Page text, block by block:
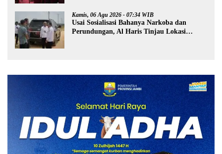
Kamis, 06 Agu 2026 - 07:34 WIB
Usai Sosialisasi Bahanya Narkoba dan
Perundungan, Al Haris Tinjau Lokasi